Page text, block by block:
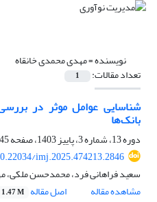
نویسنده =مهدی محمدی خانقاه
تعداد مقالات: 1
شناسایی عوامل موثر در
بانک‌ها
دوره 13، شماره 3، پاییز 1403، صفحه
45-86
imj.2025.474213.2846
سعید فراهانی فرد، محمدحسن ملکی،
مشاهده مقاله
اصل مقاله 1.47 M